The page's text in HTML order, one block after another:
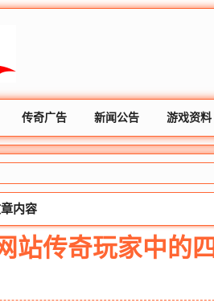
传奇广告 新闻公告 游戏资料
内容
站传奇玩家中的